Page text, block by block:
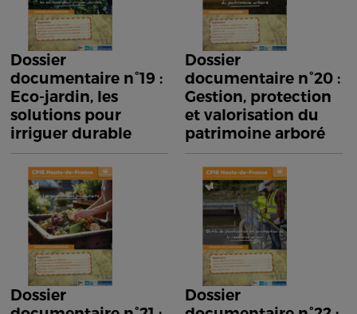
Dossier
documentaire n°19 :
Eco-jardin, les
solutions pour
irriguer durable
Dossier
documentaire n°20 :
Gestion, protection
et valorisation du
patrimoine arboré
Dossier
Dossier